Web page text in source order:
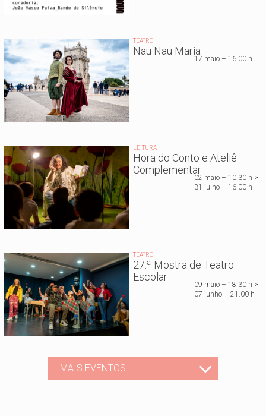
TEATRO
Nau Nau Maria
17 maio– 16.00 h
LEITURA
Hora do Conto e Ateliê
Complementar
02 maio – 10.30 h >
31 julho – 16.00 h
TEATRO
27.ª Mostra de Teatro
Escolar
09 maio – 18.30 h >
07 junho – 21.00 h
MAIS EVENTOS